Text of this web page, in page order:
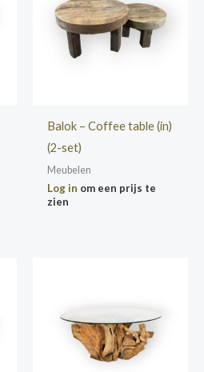
Balok – Coffee table (in)
(2-set)
Meubelen
Log in om een prijs te
zien